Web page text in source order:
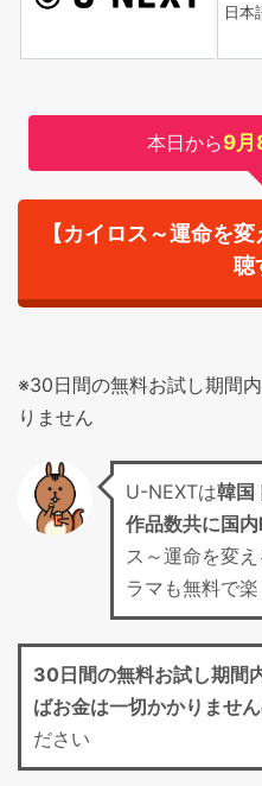
日本
本日から9月
【カイロス～運命を
聴
※30日間の無料お試し期間
りません
U-NEXTは韓国
作品数共に国内
ス～運命を変
ラマも無料で
30日間の無料お試し期間
ばお金は一切かかりません
ださい